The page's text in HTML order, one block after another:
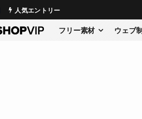
人気エントリー
フリー素材 ウェブ